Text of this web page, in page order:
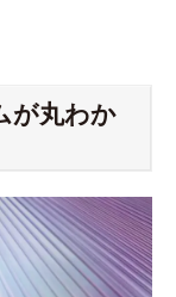
が丸わか